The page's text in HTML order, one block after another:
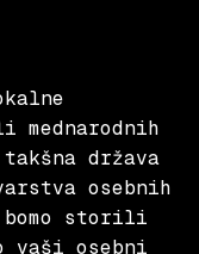
mednarodnih
država
osebnih
storili
vaši osebni